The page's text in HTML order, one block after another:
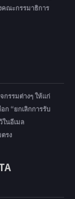
ณะกรรมาธิการ
รรมต่างๆ ให้แก่
“ยกเลิกการรับ
นอีเมล
รง